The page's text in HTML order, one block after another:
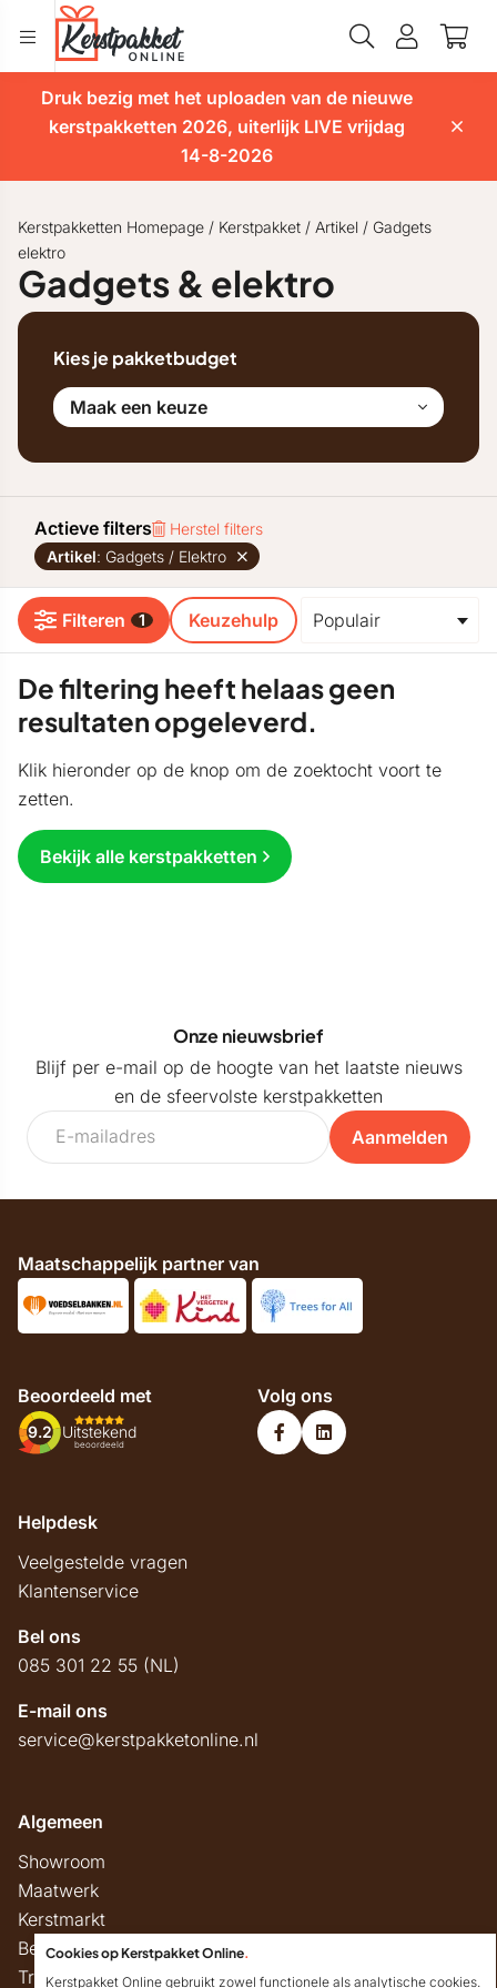
Druk bezig met het uploaden van de nieuwe
kerstpakketten 2026, uiterlijk LIVE vrijdag
14-8-2026
Kerstpakketten Homepage / Kerstpakket / Artikel / Gadgets
elektro
Gadgets & elektro
Kies je pakketbudget
Maak een keuze
Actieve filters
Herstel filters
Artikel: Gadgets / Elektro
Filteren 1 Keuzehulp
De filtering heeft helaas geen
resultaten opgeleverd.
Klik hieronder op de knop om de zoektocht voort te
zetten.
Bekijk alle kerstpakketten
Onze nieuwsbrief
Blijf per e-mail op de hoogte van het laatste nieuws
en de sfeervolste kerstpakketten
Aanmelden
Maatschappelijk partner van
Beoordeeld met
9.2 Uitstekend
beoordeeld
Volg ons
Helpdesk
Veelgestelde vragen
Klantenservice
Bel ons
085 301 22 55 (NL)
E-mail ons
service@kerstpakketonline.nl
Algemeen
Showroom
Maatwerk
Kerstmarkt
Belastingregels
Track & Trace
Cookies op Kerstpakket Online.
Kerstpakket Online gebruikt zowel functionele als analytische cookies.